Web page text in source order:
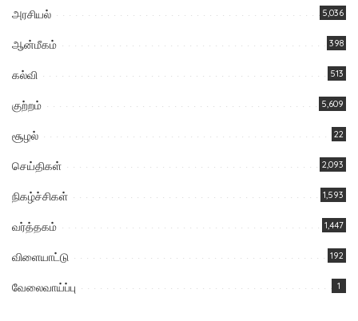
அரசியல் 5,036
ஆன்மீகம் 398
கல்வி 513
குற்றம் 5,609
சூழல் 22
செய்திகள் 2,093
நிகழ்ச்சிகள் 1,593
வர்த்தகம் 1,447
விளையாட்டு 192
வேலைவாய்ப்பு 1